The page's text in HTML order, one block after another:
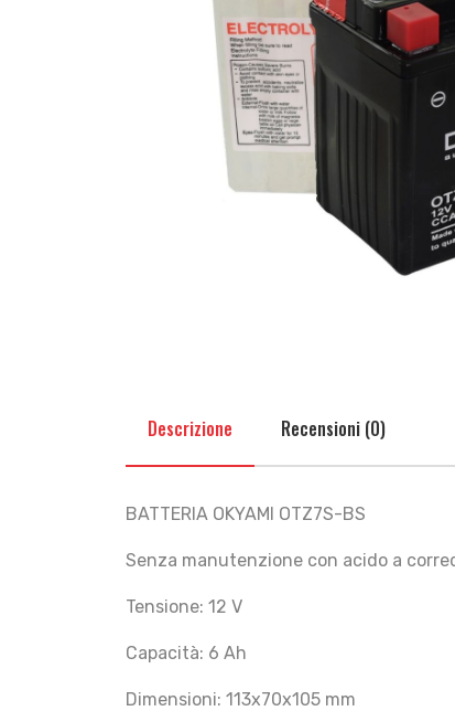
Descrizione Recensioni (0)
BATTERIA OKYAMI OTZ7S-BS
Senza manutenzione con acido a
Tensione: 12 V
Capacità: 6 Ah
Dimensioni: 113x70x105 mm